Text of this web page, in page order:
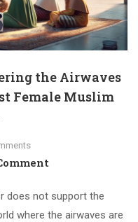
the Airwaves
Female Muslim
does not support the
where the airwaves are